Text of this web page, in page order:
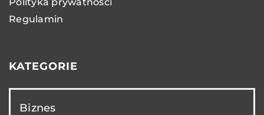
Regulamin
KATEGORIE
Biznes